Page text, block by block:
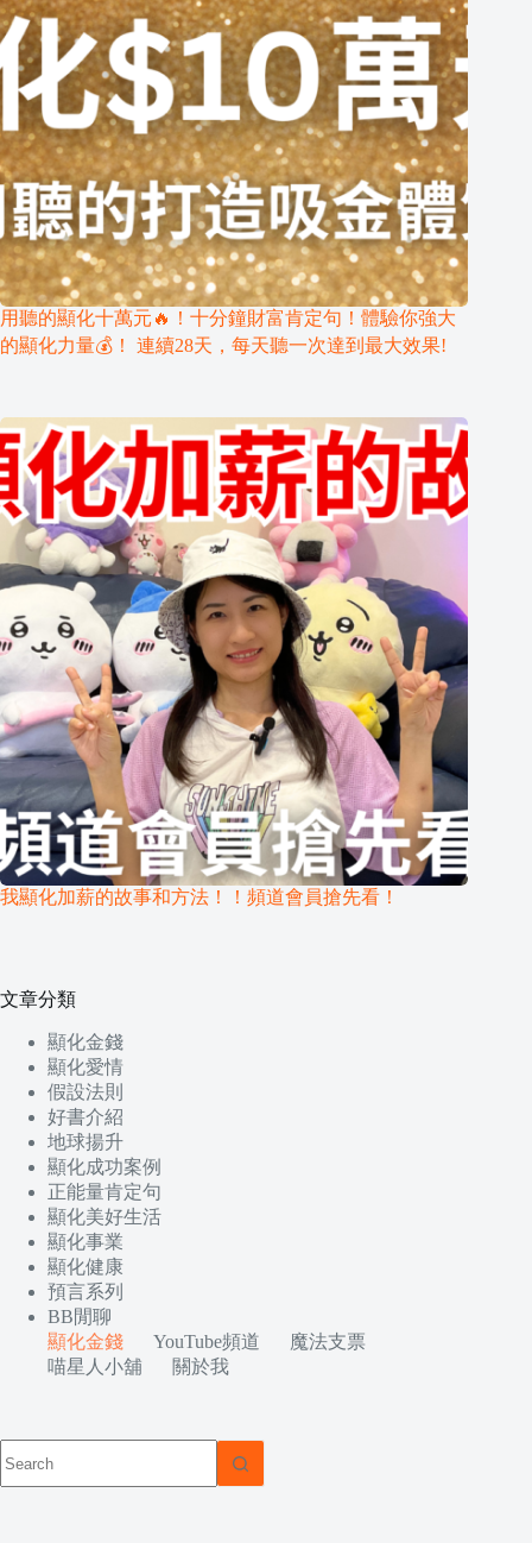
用聽的顯化十萬元🔥！十分鐘財富肯定句！體驗你強大
的顯化力量💰！ 連續28天，每天聽一次達到最大效果!
我顯化加薪的故事和方法！！頻道會員搶先看！
文章分類
顯化金錢
顯化愛情
假設法則
好書介紹
地球揚升
顯化成功案例
正能量肯定句
顯化美好生活
顯化事業
顯化健康
預言系列
BB閒聊
顯化金錢
YouTube頻道
魔法支票
喵星人小舖
關於我